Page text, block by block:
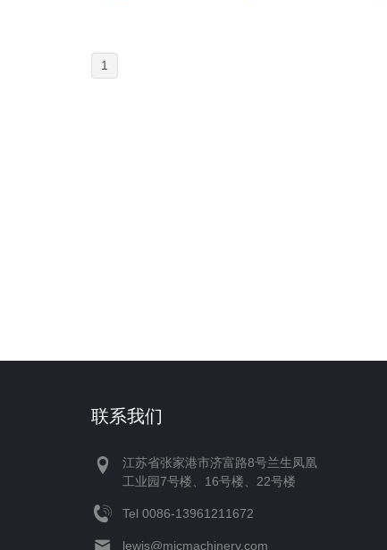
1
联系我们
江苏省张家港市济富路8号兰生凤凰
工业园7号楼、16号楼、22号楼
Tel ‪0086-13961211672‬
lewis@micmachinery.com